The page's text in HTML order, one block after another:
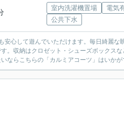
室内洗濯機置場 電気
公共下水
心して遊んでいただけます。毎日綺麗な
。収納はクロゼット・シューズボックス
ならこちらの「カルミアコーツ」はいかが